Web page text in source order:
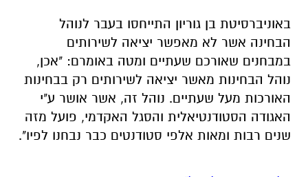
באוניברסיטת בן גוריון התייחסו בעבר לנוהל
הבחינה אשר לא מאפשר יציאה לשירותים
במבחנים שאורכם שעתיים ומטה באומרם: "אכן,
נוהל הבחינות מאשר יציאה לשירותים רק בבחינות
האורכות מעל שעתיים. נוהל זה, אשר אושר ע"י
האגודה הסטודנטיאלית והסגל האקדמי, פועל מזה
שנים רבות ומאות אלפי סטודנטים כבר נבחנו לפיו".